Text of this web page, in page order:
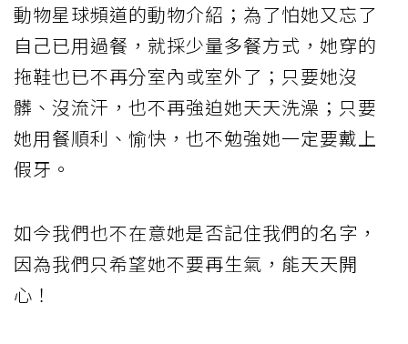
動物星球頻道的動物介紹；為了怕她又忘了
自己已用過餐，就採少量多餐方式，她穿的
拖鞋也已不再分室內或室外了；只要她沒
髒、沒流汗，也不再強迫她天天洗澡；只要
她用餐順利、愉快，也不勉強她一定要戴上
假牙。
如今我們也不在意她是否記住我們的名字，
因為我們只希望她不要再生氣，能天天開
心！